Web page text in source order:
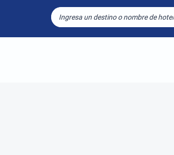
Ingresa un destino o nombre de hotel